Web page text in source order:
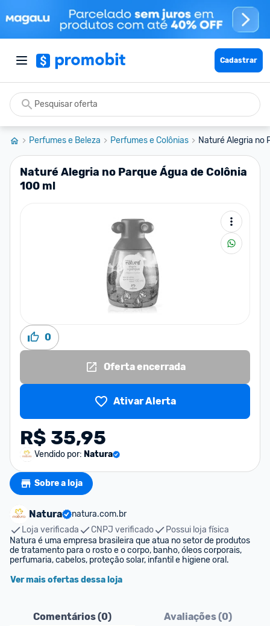
Cadastrar
Perfumes e Beleza Perfumes e Colônias Naturé Alegria no
Naturé Alegria no Parque Água de Colônia
100 ml
0
Oferta encerrada
Ativar Alerta
R$ 35,95
Vendido por: Natura
Sobre a loja
Natura
natura.com.br
Loja verificada
CNPJ verificado
Possui loja física
Natura é uma empresa brasileira que atua no setor de produtos
de tratamento para o rosto e o corpo, banho, óleos corporais,
perfumaria, cabelos, proteção solar, infantil e higiene oral.
Ver mais ofertas dessa loja
Comentários (0) Avaliações (0)